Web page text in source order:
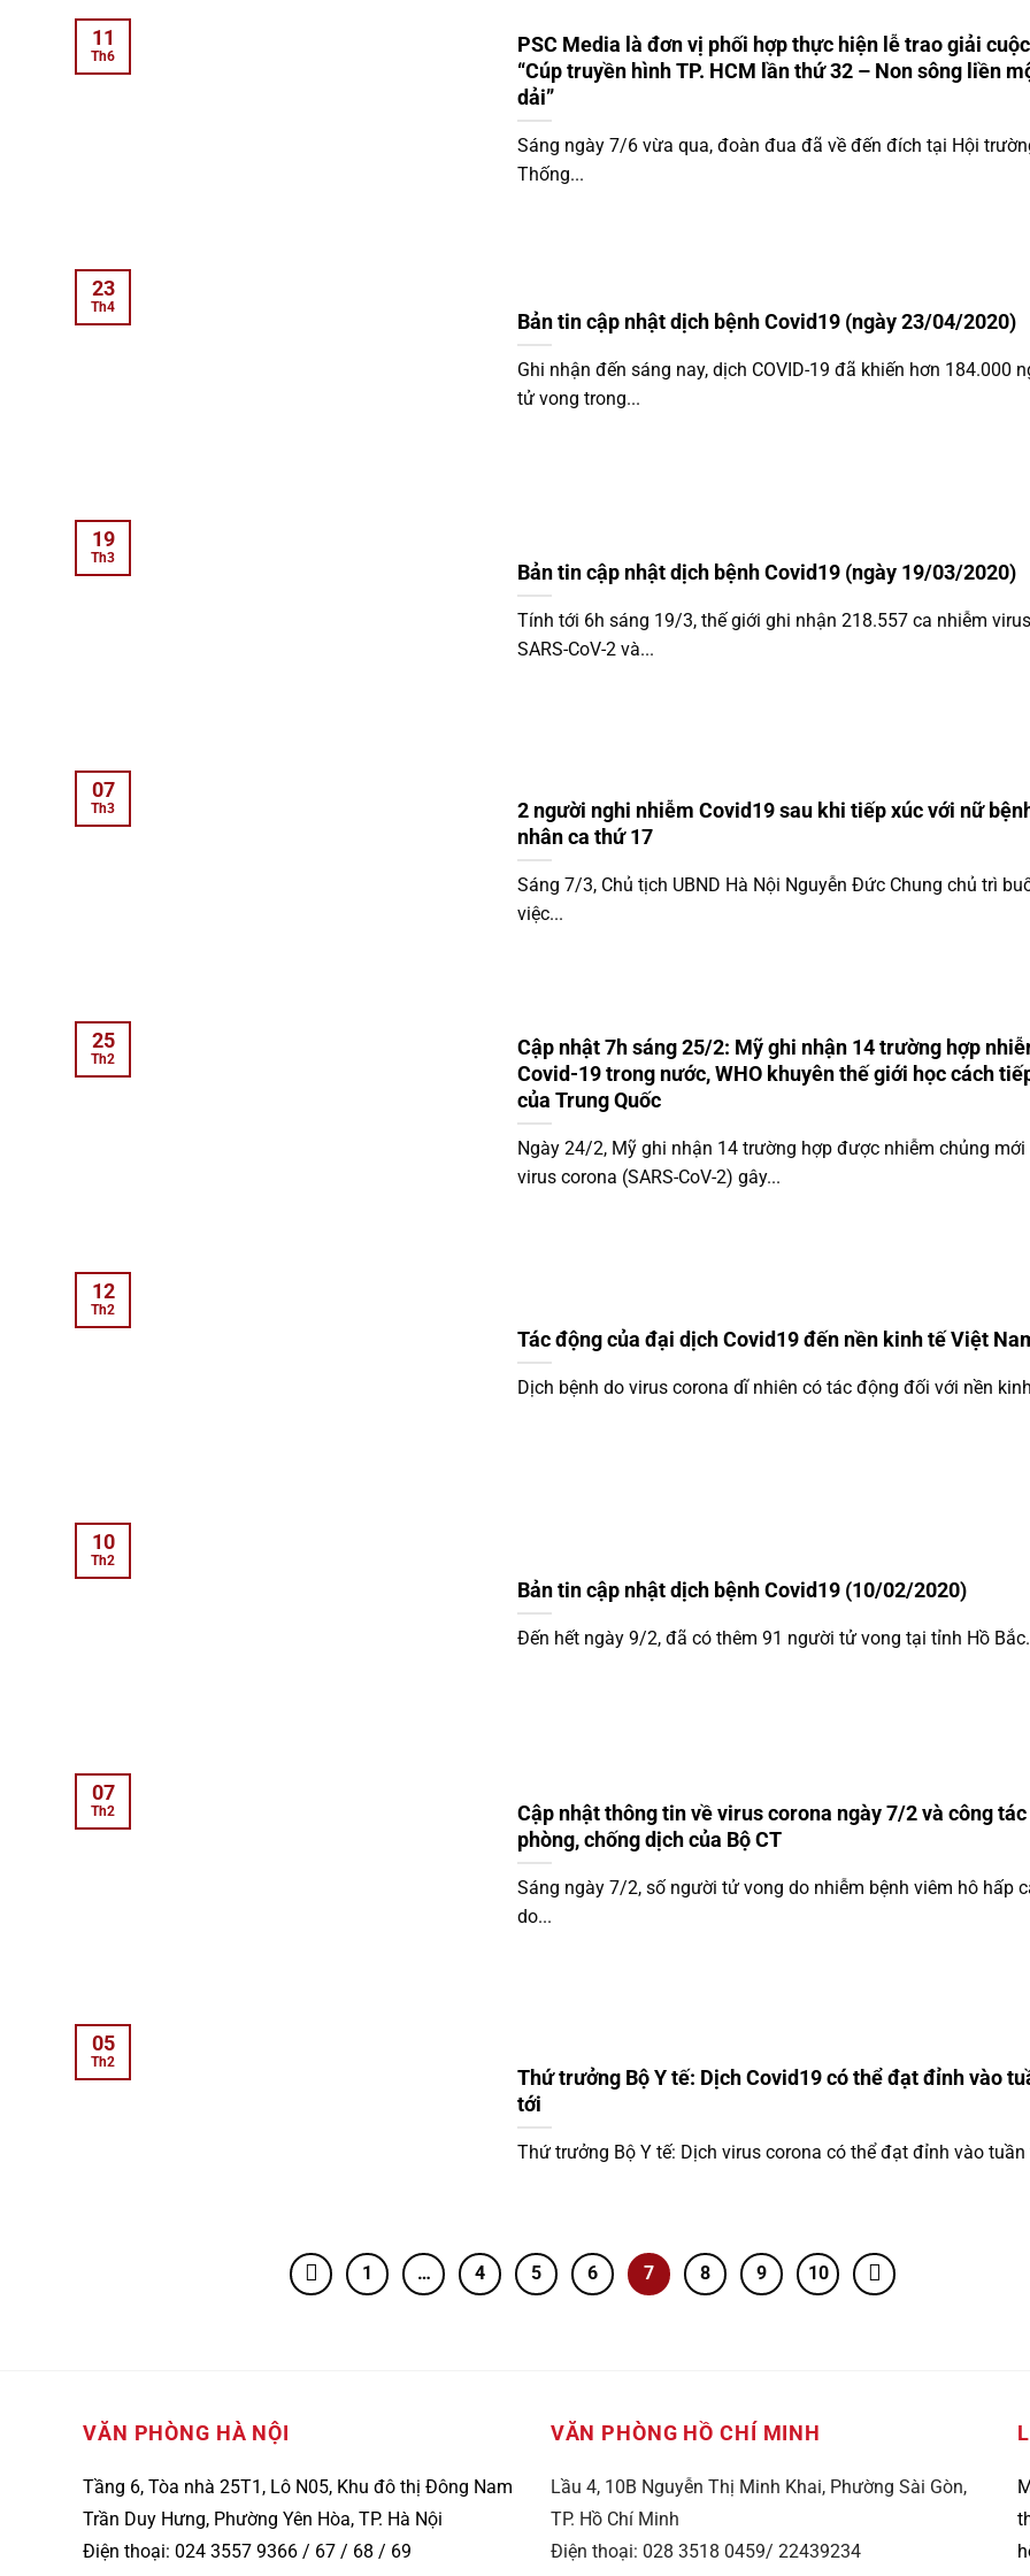
PSC Media là đơn vị phối hợp thực hiện lễ trao giải
“Cúp truyền hình TP. HCM lần thứ 32 – Non sông liền
dải”
Sáng ngày 7/6 vừa qua, đoàn đua đã về đến đích tại Hội
Thống...
11
Th6
Bản tin cập nhật dịch bệnh Covid19 (ngày 23/04/2020)
Ghi nhận đến sáng nay, dịch COVID-19 đã khiến hơn 184.000
tử vong trong...
23
Th4
Bản tin cập nhật dịch bệnh Covid19 (ngày 19/03/2020)
Tính tới 6h sáng 19/3, thế giới ghi nhận 218.557 ca nhiễm virus
SARS-CoV-2 và...
19
Th3
2 người nghi nhiễm Covid19 sau khi tiếp xúc với nữ
nhân ca thứ 17
Sáng 7/3, Chủ tịch UBND Hà Nội Nguyễn Đức Chung chủ trì
việc...
07
Th3
Cập nhật 7h sáng 25/2: Mỹ ghi nhận 14 trường hợp
Covid-19 trong nước, WHO khuyên thế giới học cách
của Trung Quốc
Ngày 24/2, Mỹ ghi nhận 14 trường hợp được nhiễm chủng mới
virus corona (SARS-CoV-2) gây...
25
Th2
Tác động của đại dịch Covid19 đến nền kinh tế Việt
Dịch bệnh do virus corona dĩ nhiên có tác động đối với nền
12
Th2
Bản tin cập nhật dịch bệnh Covid19 (10/02/2020)
Đến hết ngày 9/2, đã có thêm 91 người tử vong tại tỉnh Hồ
10
Th2
Cập nhật thông tin về virus corona ngày 7/2 và công tác
phòng, chống dịch của Bộ CT
Sáng ngày 7/2, số người tử vong do nhiễm bệnh viêm hô hấp
do...
07
Th2
Thứ trưởng Bộ Y tế: Dịch Covid19 có thể đạt đỉnh vào
tới
Thứ trưởng Bộ Y tế: Dịch virus corona có thể đạt đỉnh vào tuần
05
Th2
1 … 4 5 6 7 8 9 10
VĂN PHÒNG HÀ NỘI
Tầng 6, Tòa nhà 25T1, Lô N05, Khu đô thị Đông Nam
Trần Duy Hưng, Phường Yên Hòa, TP. Hà Nội
Điện thoại: 024 3557 9366 / 67 / 68 / 69
VĂN PHÒNG HỒ CHÍ MINH
Lầu 4, 10B Nguyễn Thị Minh Khai, Phường Sài Gòn,
TP. Hồ Chí Minh
Điện thoại: 028 3518 0459/ 22439234